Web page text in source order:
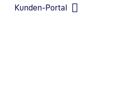
Kunden-Portal